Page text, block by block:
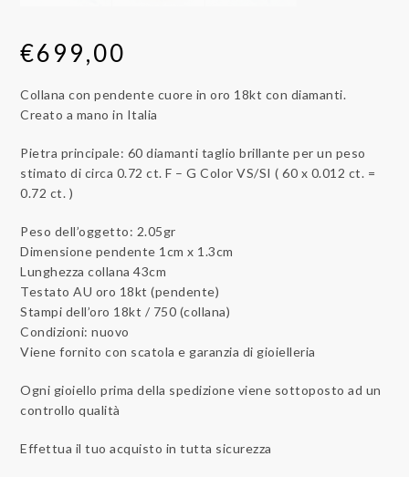
€699,00
Collana con pendente cuore in oro 18kt con diamanti.
Creato a mano in Italia
Pietra principale: 60 diamanti taglio brillante per un peso
stimato di circa 0.72 ct. F – G Color VS/SI ( 60 x 0.012 ct. =
0.72 ct. )
Peso dell’oggetto: 2.05gr
Dimensione pendente 1cm x 1.3cm
Lunghezza collana 43cm
Testato AU oro 18kt (pendente)
Stampi dell’oro 18kt / 750 (collana)
Condizioni: nuovo
Viene fornito con scatola e garanzia di gioielleria
Ogni gioiello prima della spedizione viene sottoposto ad un
controllo qualità
Effettua il tuo acquisto in tutta sicurezza